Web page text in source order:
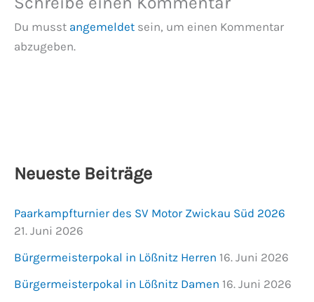
Du musst angemeldet sein, um einen Kommentar
abzugeben.
Neueste Beiträge
Paarkampfturnier des SV Motor Zwickau Süd 2026
21. Juni 2026
Bürgermeisterpokal in Lößnitz Herren 16. Juni 2026
Bürgermeisterpokal in Lößnitz Damen 16. Juni 2026